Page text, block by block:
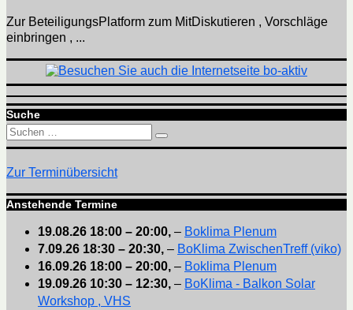
Zur BeteiligungsPlatform zum MitDiskutieren , Vorschläge
einbringen , ...
Suche
Suchen
nach:
Suchen
Zur Terminübersicht
Anstehende Termine
19.08.26 18:00 – 20:00, – Boklima Plenum
7.09.26 18:30 – 20:30, – BoKlima ZwischenTreff (viko)
16.09.26 18:00 – 20:00, – Boklima Plenum
19.09.26 10:30 – 12:30, – BoKlima - Balkon Solar
Workshop , VHS